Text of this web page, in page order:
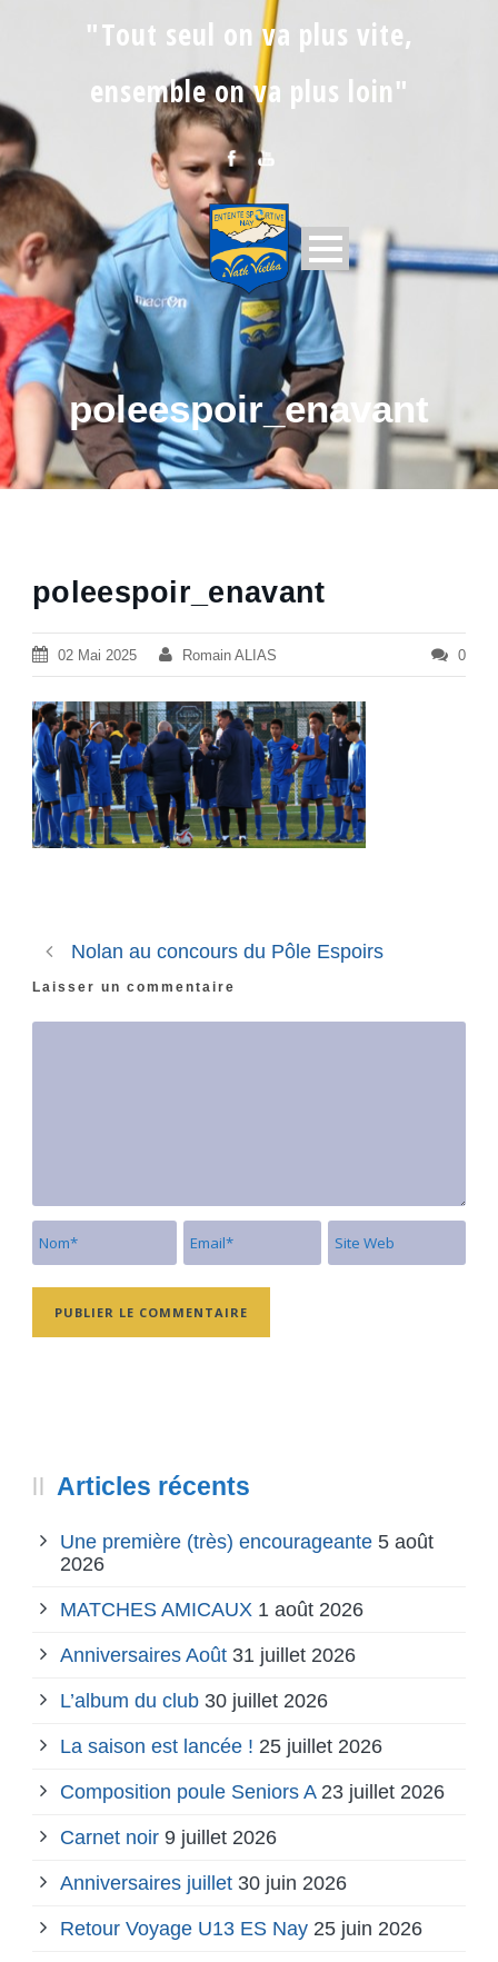
"Tout seul on va plus vite,
ensemble on va plus loin"
poleespoir_enavant
poleespoir_enavant
02 Mai 2025 Romain ALIAS 0
Nolan au concours du Pôle Espoirs
Laisser un commentaire
Articles récents
Une première (très) encourageante 5 août
2026
MATCHES AMICAUX 1 août 2026
Anniversaires Août 31 juillet 2026
L’album du club 30 juillet 2026
La saison est lancée ! 25 juillet 2026
Composition poule Seniors A 23 juillet 2026
Carnet noir 9 juillet 2026
Anniversaires juillet 30 juin 2026
Retour Voyage U13 ES Nay 25 juin 2026